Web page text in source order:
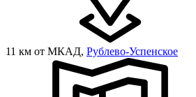
11 км от МКАД, Рублево-Успенское